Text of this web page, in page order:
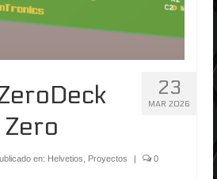
23
MAR 2026
en: Helvetios, Proyectos 0